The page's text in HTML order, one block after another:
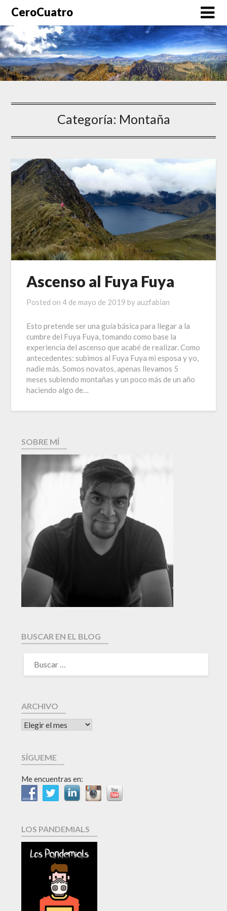
CeroCuatro
Categoría: Montaña
Ascenso al Fuya Fuya
Posted on4 de mayo de 2019 by auzfabian
Esto pretende ser una guía básica para llegar a la
cumbre del Fuya Fuya, tomando como base la
experiencia del ascenso que acabé de realizar. Como
antecedentes: subimos al Fuya Fuya mi esposa y yo,
nadie más. Somos novatos, apenas llevamos 5
meses subiendo montañas y un poco más de un año
haciendo algo de…
SOBRE MÍ
BUSCAR EN EL BLOG
ARCHIVO
SÍGUEME
Me encuentras en:
LOS PANDEMIALS